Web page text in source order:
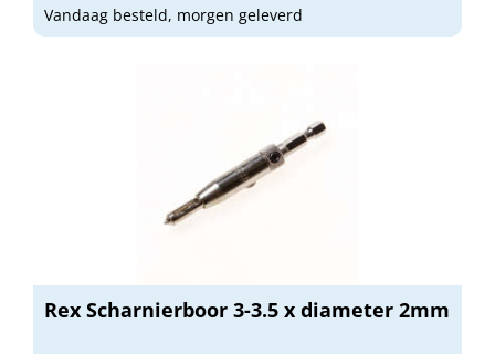
Vandaag besteld, morgen geleverd
Rex Scharnierboor 3-3.5 x diameter 2mm